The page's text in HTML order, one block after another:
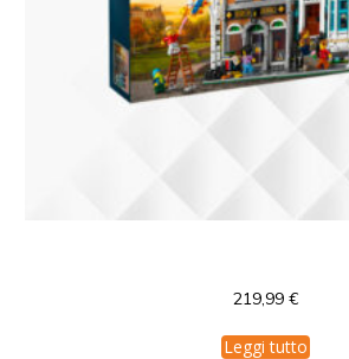
219,99 €
Leggi tutto